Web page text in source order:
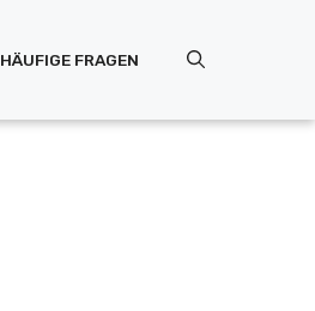
HÄUFIGE FRAGEN